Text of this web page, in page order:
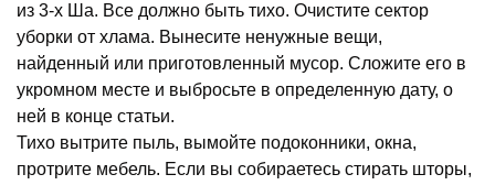
из 3-х Ша. Все должно быть тихо. Очистите сектор
уборки от хлама. Вынесите ненужные вещи,
найденный или приготовленный мусор. Сложите его в
укромном месте и выбросьте в определенную дату, о
ней в конце статьи.
Тихо вытрите пыль, вымойте подоконники, окна,
протрите мебель. Если вы собираетесь стирать шторы,